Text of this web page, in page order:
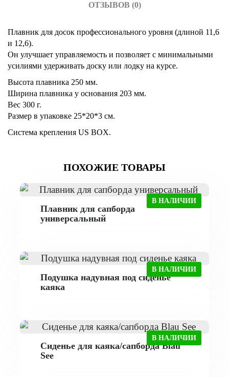
ОТЗЫВОВ (0)
Плавник для досок профессионального уровня (длиной 11,6
и 12,6).
Он улучшает управляемость и позволяет с минимальными
усилиями удерживать доску или лодку на курсе.
Высота плавника 250 мм.
Ширина плавника у основания 203 мм.
Вес 300 г.
Размер в упаковке 25*20*3 см.
Система крепления US BOX.
ПОХОЖИЕ ТОВАРЫ
В НАЛИЧИИ
Плавник для сапборда
универсальный
В НАЛИЧИИ
Подушка надувная под сиденье
каяка
В НАЛИЧИИ
Сиденье для каяка/сапборда Blau
See